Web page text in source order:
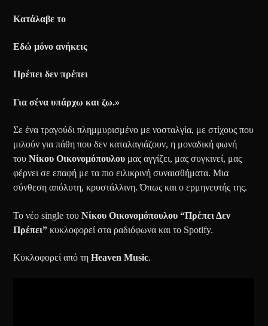
Κατάλαβε το
Εδώ μόνο ανήκεις
Πρέπει δεν πρέπει
Για σένα υπάρχω και ζω.»
Σε ένα τραγούδι πλημμυρισμένο με νοσταλγία, με στίχους που
μιλούν για πάθη που δεν καταλαγιάζουν, η μοναδική φωνή
τουΝίκου Οικονομόπουλου μας αγγίζει, μας συγκινεί, μας
φέρνει σε επαφή με τα πιο ειλικρινή συναισθήματα. Μια
σύνθεση απόλυτη, κρυστάλλινη. Όπως και ο ερμηνευτής της.
Το νέο single τουΝίκου Οικονομόπουλου “Πρέπει Δεν
Πρέπει” κυκλοφορεί στα ραδιόφωνα και το Spotify.
Κυκλοφορεί από τηHeaven Music.